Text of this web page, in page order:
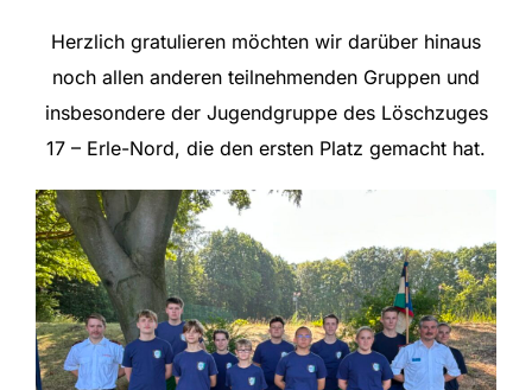
Herzlich gratulieren möchten wir darüber hinaus
noch allen anderen teilnehmenden Gruppen und
insbesondere der Jugendgruppe des Löschzuges
17 – Erle-Nord, die den ersten Platz gemacht hat.